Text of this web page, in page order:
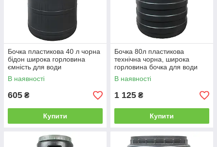
Бочка пластикова 40 л чорна
бідон широка горловина
ємність для води
В наявності
605 ₴
Купити
Бочка 80л пластикова
технічна чорна, широка
горловина бочка для води
В наявності
1 125 ₴
Купити